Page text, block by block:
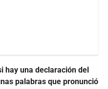
hay una declaración del
palabras que pronunció